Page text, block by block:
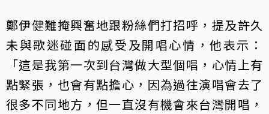
鄭伊健難掩興奮地跟粉絲們打招呼，提及許久
未與歌迷碰面的感受及開唱心情，他表示：
「這是我第一次到台灣做大型個唱，心情上有
點緊張，也會有點擔心，因為過往演唱會去了
很多不同地方，但一直沒有機會來台灣開唱，